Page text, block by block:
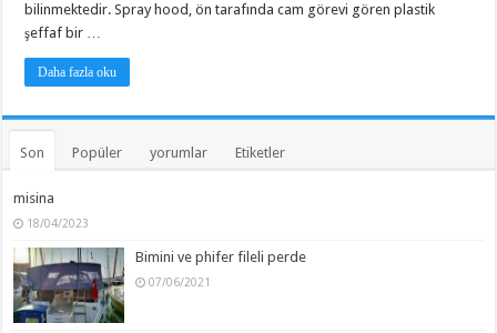
bilinmektedir. Spray hood, ön tarafında cam görevi gören plastik
şeffaf bir …
Daha fazla oku
Son Popüler yorumlar Etiketler
misina
18/04/2023
Bimini ve phifer fileli perde
07/06/2021